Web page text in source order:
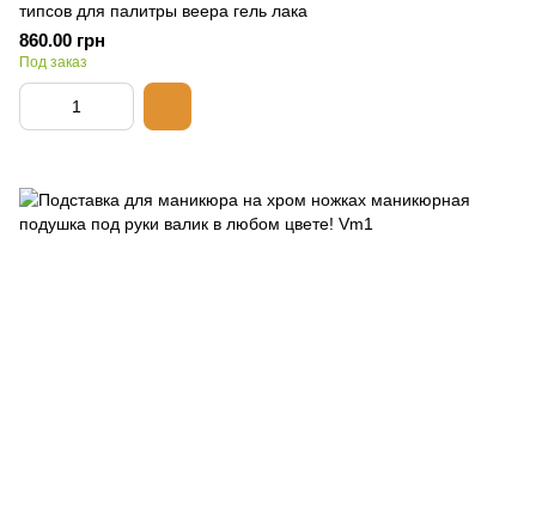
типсов для палитры веера гель лака
860.00 грн
Под заказ